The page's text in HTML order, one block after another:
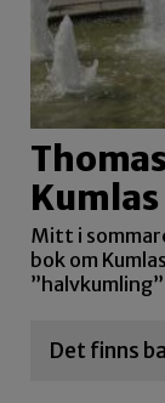
Mitt i
bok om
Det finns